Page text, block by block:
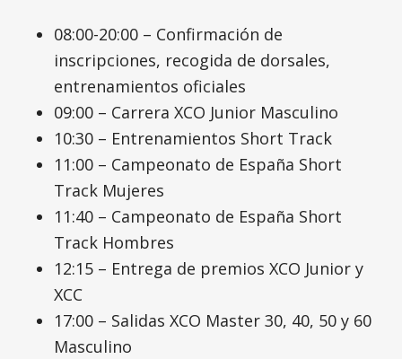
08:00-20:00 – Confirmación de
inscripciones, recogida de dorsales,
entrenamientos oficiales
09:00 – Carrera XCO Junior Masculino
10:30 – Entrenamientos Short Track
11:00 – Campeonato de España Short
Track Mujeres
11:40 – Campeonato de España Short
Track Hombres
12:15 – Entrega de premios XCO Junior y
XCC
17:00 – Salidas XCO Master 30, 40, 50 y 60
Masculino